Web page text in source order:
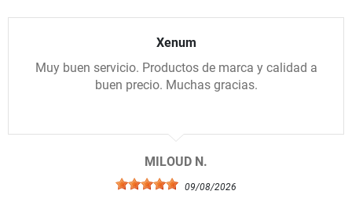
Xenum
Muy buen servicio. Productos de marca y calidad a
buen precio. Muchas gracias.
MILOUD N.
09/08/2026